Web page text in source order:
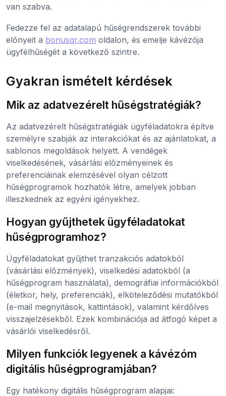
van szabva.
Fedezze fel az adatalapú hűségrendszerek további
előnyeit a bonusqr.com oldalon, és emelje kávézója
ügyfélhűségét a következő szintre.
Gyakran ismételt kérdések
Mik az adatvezérelt hűségstratégiák?
Az adatvezérelt hűségstratégiák ügyféladatokra építve
személyre szabják az interakciókat és az ajánlatokat, a
sablonos megoldások helyett. A vendégek
viselkedésének, vásárlási előzményeinek és
preferenciáinak elemzésével olyan célzott
hűségprogramok hozhatók létre, amelyek jobban
illeszkednek az egyéni igényekhez.
Hogyan gyűjthetek ügyféladatokat
hűségprogramhoz?
Ügyféladatokat gyűjthet tranzakciós adatokból
(vásárlási előzmények), viselkedési adatokból (a
hűségprogram használata), demográfiai információkból
(életkor, hely, preferenciák), elköteleződési mutatókból
(e-mail megnyitások, kattintások), valamint kérdőíves
visszajelzésekből. Ezek kombinációja ad átfogó képet a
vásárlói viselkedésről.
Milyen funkciók legyenek a kávézóm
digitális hűségprogramjában?
Egy hatékony digitális hűségprogram alapjai: